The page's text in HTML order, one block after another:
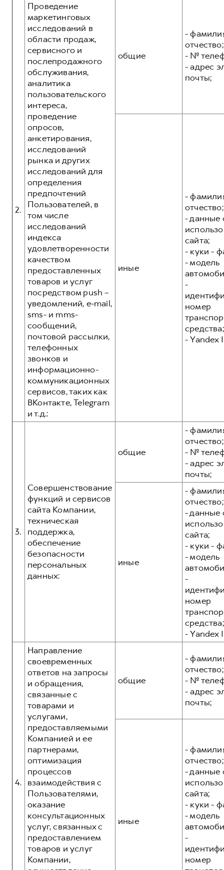
2.
Проведение
маркетинговых
исследований в
области продаж,
сервисного и
послепродажного
обслуживания,
аналитика
пользовательского
интереса,
проведение
опросов,
анкетирования,
исследований
рынка и других
исследований для
определения
предпочтений
Пользователей, в
том числе
исследований
индекса
удовлетворенности
качеством
предоставленных
товаров и услуг
посредством push –
уведомлений, e-mail,
sms- и mms-
сообщений,
почтовой рассылки,
телефонных
звонков и
информационно-
коммуникационных
сервисов, таких как
ВКонтакте, Telegram
и т.д.:
общие
-
отчество;
- №
- адрес
почты;
иные
-
отчество;
- данные
сайта;
- куки -
- модель
-
номер
средства;
- Yandex
3.
Совершенствование
функций и сервисов
сайта Компании,
техническая
поддержка,
обеспечение
безопасности
персональных
данных:
общие
-
отчество;
- №
- адрес
почты;
иные
-
отчество;
- данные
сайта;
- куки -
- модель
-
номер
средства;
- Yandex
4.
Направление
своевременных
ответов на запросы
и обращения,
связанные с
товарами и
услугами,
предоставляемыми
Компанией и ее
партнерами,
оптимизация
процессов
взаимодействия с
Пользователями,
оказание
консультационных
услуг, связанных с
предоставлением
товаров и услуг
Компании,
общие
-
отчество;
- №
- адрес
почты;
иные
-
отчество;
- данные
сайта;
- куки -
- модель
-
номер